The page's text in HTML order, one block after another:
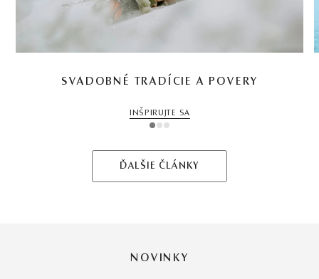
SVADOBNÉ TRADÍCIE A POVERY
INŠPIRUJTE SA
1 2 3
ĎALŠIE ČLÁNKY
NOVINKY